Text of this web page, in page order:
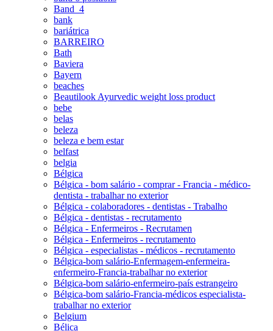
Band_4
bank
bariátrica
BARREIRO
Bath
Baviera
Bayern
beaches
Beautilook Ayurvedic weight loss product
bebe
belas
beleza
beleza e bem estar
belfast
belgia
Bélgica
Bélgica - bom salário - comprar - Francia - médico-
dentista - trabalhar no exterior
Bélgica - colaboradores - dentistas - Trabalho
Bélgica - dentistas - recrutamento
Bélgica - Enfermeiros - Recrutamen
Bélgica - Enfermeiros - recrutamento
Bélgica - especialistas - médicos - recrutamento
Bélgica-bom salário-Enfermagem-enfermeira-
enfermeiro-Francia-trabalhar no exterior
Bélgica-bom salário-enfermeiro-país estrangeiro
Bélgica-bom salário-Francia-médicos especialista-
trabalhar no exterior
Belgium
Bélica